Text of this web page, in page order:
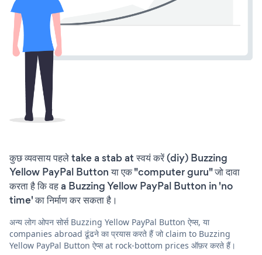
कुछ व्यवसाय पहले take a stab at स्वयं करें (diy) Buzzing
Yellow PayPal Button या एक "computer guru" जो दावा
करता है कि वह a Buzzing Yellow PayPal Button in 'no
time' का निर्माण कर सकता है।
अन्य लोग ओपन सोर्स Buzzing Yellow PayPal Button ऐप्स, या
companies abroad ढूंढने का प्रयास करते हैं जो claim to Buzzing
Yellow PayPal Button ऐप्स at rock-bottom prices ऑफ़र करते हैं।